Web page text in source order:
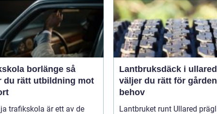
borlänge så
du rätt utbildning mot
trafikskola är ett av de
Lantbruksdäck i ullared
väljer du rätt för
behov
Lantbruket runt Ullared